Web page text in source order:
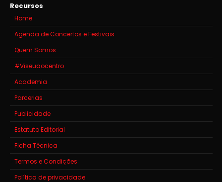
Recursos
Home
Agenda de Concertos e Festivais
Quem Somos
#Viseuaocentro
Academia
Parcerias
Publicidade
Estatuto Editorial
Ficha Técnica
Termos e Condições
Política de privacidade